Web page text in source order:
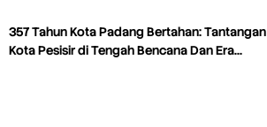
357 Tahun Kota Padang Bertahan: Tantangan
Kota Pesisir di Tengah Bencana Dan Era…